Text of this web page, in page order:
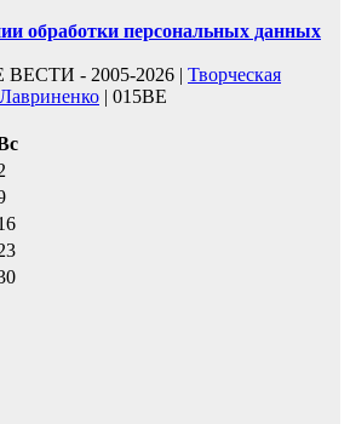
обработки персональных данных
- 2005-2026 | Творческая
| 015BE